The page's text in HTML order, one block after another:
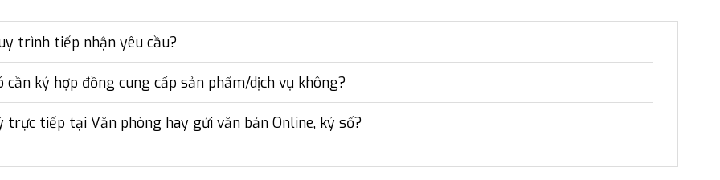
trình tiếp nhận yêu cầu?
cần ký hợp đồng cung cấp sản phẩm/dịch vụ không?
trực tiếp tại Văn phòng hay gửi văn bản Online, ký số?